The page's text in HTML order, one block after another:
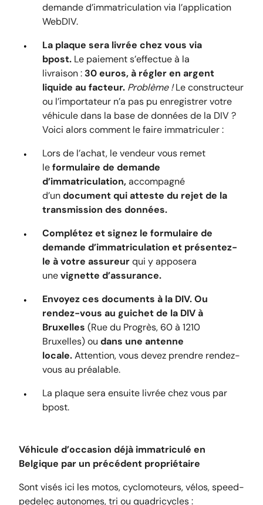
demande d’immatriculation via l’application
WebDIV.
La plaque sera livrée chez vous via
bpost. Le paiement s’effectue à la
livraison : 30 euros, à régler en argent
liquide au facteur. Problème !Le constructeur
ou l’importateur n’a pas pu enregistrer votre
véhicule dans la base de données de la DIV ?
Voici alors comment le faire immatriculer :
Lors de l’achat, le vendeur vous remet
leformulaire de demande
d’immatriculation,accompagné
d’undocument qui atteste du rejet de la
transmission des données.
Complétez et signez le formulaire de
demande d’immatriculation et présentez-
le à votre assureurqui y apposera
unevignette d’assurance.
Envoyez ces documents à la DIV. Ou
rendez-vous au guichet de la DIV à
Bruxelles (Rue du Progrès, 60 à 1210
Bruxelles) ou dans une antenne
locale.Attention, vous devez prendre rendez-
vous au préalable.
La plaque sera ensuite livrée chez vous par
bpost.
Véhicule d’occasion déjà immatriculé en
Belgique par un précédent propriétaire
Sont visés ici les motos, cyclomoteurs, vélos, speed-
pedelec autonomes, tri ou quadricycles :